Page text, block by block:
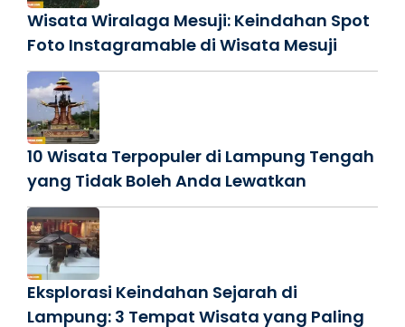
Wisata Wiralaga Mesuji: Keindahan Spot
Foto Instagramable di Wisata Mesuji
10 Wisata Terpopuler di Lampung Tengah
yang Tidak Boleh Anda Lewatkan
Eksplorasi Keindahan Sejarah di
Lampung: 3 Tempat Wisata yang Paling